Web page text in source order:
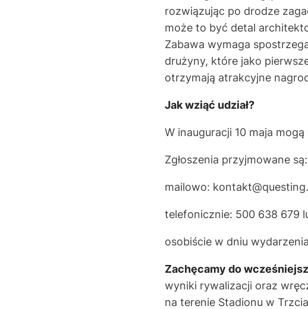
rozwiązując po drodze
może to być detal
Zabawa wymaga
drużyny, które jako
otrzymają atrakcyjne
Jak wziąć udział?
W inauguracji 10 maja
Zgłoszenia przyjmowane są:
mailowo:
telefonicznie: 500 638 679
osobiście w dniu
Zachęcamy do
wyniki rywalizacji oraz
na terenie Stadionu w